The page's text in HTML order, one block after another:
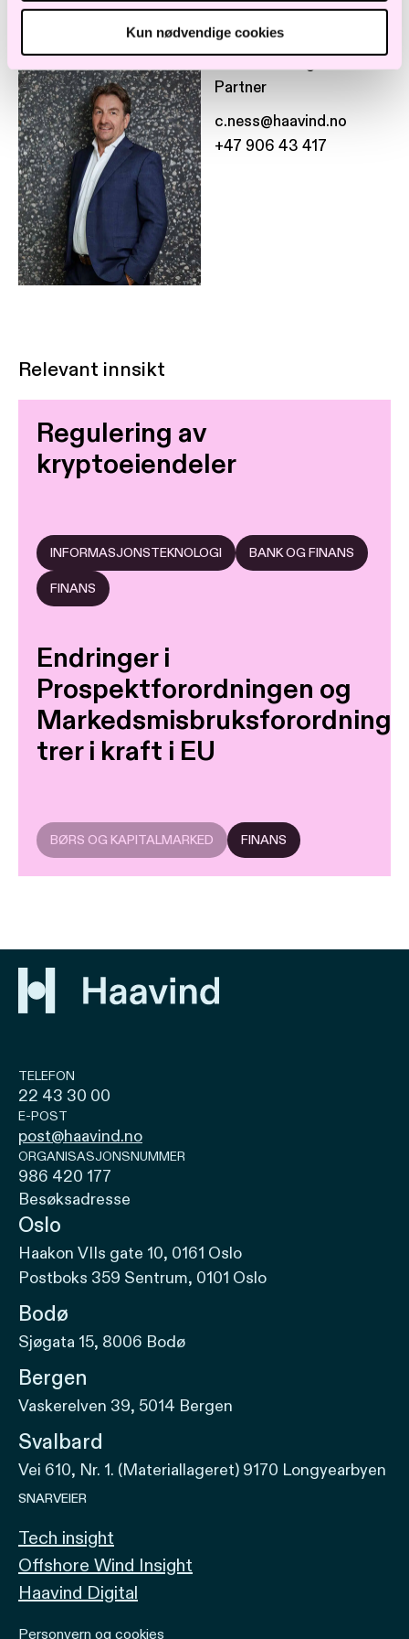
Kun nødvendige cookies
Cornelius Sogn Ness
Partner
c.ness@haavind.no
+47 906 43 417
Relevant innsikt
Regulering av
kryptoeiendeler
INFORMASJONSTEKNOLOGI BANK OG FINANS
FINANS
Endringer i
Prospektforordningen og
trer i kraft i EU
BØRS OG KAPITALMARKED FINANS
TELEFON
22 43 30 00
E-POST
post@haavind.no
ORGANISASJONSNUMMER
986 420 177
Besøksadresse
Oslo
Haakon VIIs gate 10, 0161 Oslo
Postboks 359 Sentrum, 0101 Oslo
Bodø
Sjøgata 15, 8006 Bodø
Bergen
Vaskerelven 39, 5014 Bergen
Svalbard
Vei 610, Nr. 1. (Materiallageret) 9170 Longyearbyen
SNARVEIER
Tech insight
Offshore Wind Insight
Haavind Digital
Personvern og cookies